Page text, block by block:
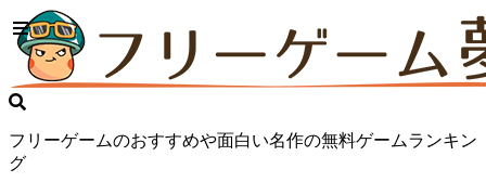
フリーゲームのおすすめや面白い名作の無料ゲームランキン
グ